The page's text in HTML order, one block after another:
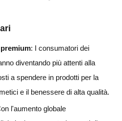
: I consumatori dei
diventando più attenti alla
a spendere in prodotti per la
e il benessere di alta qualità.
l'aumento globale